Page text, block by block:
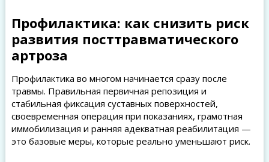
Профилактика: как снизить риск
развития посттравматического
артроза
Профилактика во многом начинается сразу после
травмы. Правильная первичная репозиция и
стабильная фиксация суставных поверхностей,
своевременная операция при показаниях, грамотная
иммобилизация и ранняя адекватная реабилитация —
это базовые меры, которые реально уменьшают риск.